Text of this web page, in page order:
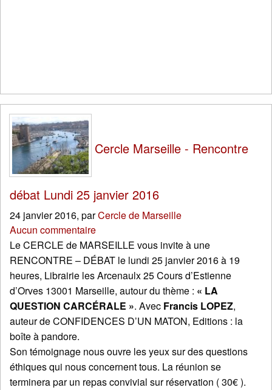
Cercle Marseille - Rencontre
débat Lundi 25 janvier 2016
24 janvier 2016, parCercle de Marseille
Aucun commentaire
Le CERCLE de MARSEILLE vous invite à une
RENCONTRE – DÉBAT le lundi 25 janvier 2016 à 19
heures, Librairie les Arcenaulx 25 Cours d’Estienne
d’Orves 13001 Marseille, autour du thème : « LA
QUESTION CARCÉRALE ». Avec Francis LOPEZ,
auteur de CONFIDENCES D’UN MATON, Editions : la
boîte à pandore.
Son témoignage nous ouvre les yeux sur des questions
éthiques qui nous concernent tous. La réunion se
terminera par un repas convivial sur réservation ( 30€ ).